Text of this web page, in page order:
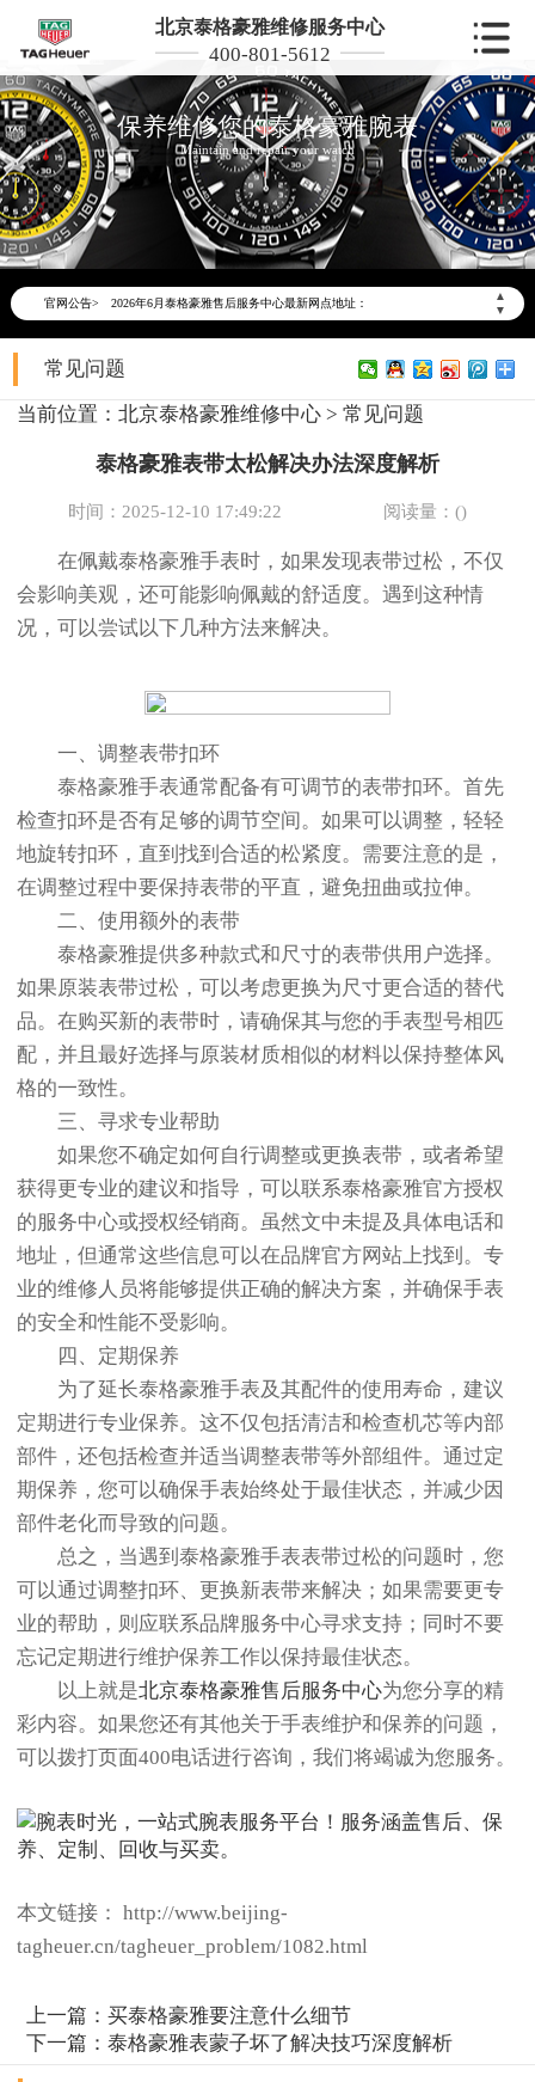
北京泰格豪雅维修服务中心
400-801-5612
保养维修您的泰格豪雅腕表
Maintain and repair your watch
官网公告>
▲
▼
2026年6月泰格豪雅北京市售后服务网络优化升级公告
2026年6月北京市泰格豪雅官方售后客户服务热线：400-801-5612
2026年6月泰格豪雅售后服务中心最新网点地址：
北京市东城区东长安街1号东方广场写字楼W3座6层602室（需提前预约）
北京市朝阳区建国门外大街甲6号华熙国际中心写字楼D座11层1102室（需提前预约）
节假日正常营业！
常见问题
当前位置： 北京泰格豪雅维修中心 > 常见问题
泰格豪雅表带太松解决办法深度解析
时间：2025-12-10 17:49:22 阅读量：()
在佩戴泰格豪雅手表时，如果发现表带过松，不仅
会影响美观，还可能影响佩戴的舒适度。遇到这种情
况，可以尝试以下几种方法来解决。
一、调整表带扣环
泰格豪雅手表通常配备有可调节的表带扣环。首先
检查扣环是否有足够的调节空间。如果可以调整，轻轻
地旋转扣环，直到找到合适的松紧度。需要注意的是，
在调整过程中要保持表带的平直，避免扭曲或拉伸。
二、使用额外的表带
泰格豪雅提供多种款式和尺寸的表带供用户选择。
如果原装表带过松，可以考虑更换为尺寸更合适的替代
品。在购买新的表带时，请确保其与您的手表型号相匹
配，并且最好选择与原装材质相似的材料以保持整体风
格的一致性。
三、寻求专业帮助
如果您不确定如何自行调整或更换表带，或者希望
获得更专业的建议和指导，可以联系泰格豪雅官方授权
的服务中心或授权经销商。虽然文中未提及具体电话和
地址，但通常这些信息可以在品牌官方网站上找到。专
业的维修人员将能够提供正确的解决方案，并确保手表
的安全和性能不受影响。
四、定期保养
为了延长泰格豪雅手表及其配件的使用寿命，建议
定期进行专业保养。这不仅包括清洁和检查机芯等内部
部件，还包括检查并适当调整表带等外部组件。通过定
期保养，您可以确保手表始终处于最佳状态，并减少因
部件老化而导致的问题。
总之，当遇到泰格豪雅手表表带过松的问题时，您
可以通过调整扣环、更换新表带来解决；如果需要更专
业的帮助，则应联系品牌服务中心寻求支持；同时不要
忘记定期进行维护保养工作以保持最佳状态。
以上就是北京泰格豪雅售后服务中心为您分享的精
彩内容。如果您还有其他关于手表维护和保养的问题，
可以拨打页面400电话进行咨询，我们将竭诚为您服务。
本文链接： http://www.beijing-
tagheuer.cn/tagheuer_problem/1082.html
上一篇：买泰格豪雅要注意什么细节
下一篇：泰格豪雅表蒙子坏了解决技巧深度解析